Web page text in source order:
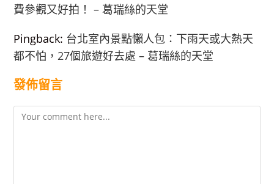
費參觀又好拍！ – 葛瑞絲的天堂
Pingback: 台北室內景點懶人包：下雨天或大熱天
都不怕，27個旅遊好去處 – 葛瑞絲的天堂
發佈留言
Comment